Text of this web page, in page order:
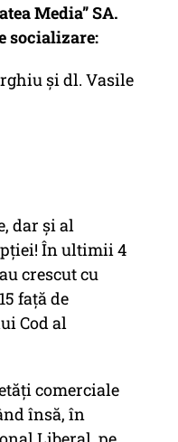
Media” SA.
socializare:
și dl. Vasile
dar și al
În ultimii 4
crescut cu
față de
Cod al
comerciale
însă, în